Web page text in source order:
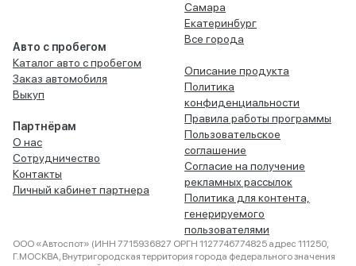
Авто с пробегом
Каталог авто с пробегом
Заказ автомобиля
Выкуп
Партнёрам
О нас
Сотрудничество
Контакты
Личный кабинет партнера
Самара
Екатеринбург
Все города
Описание продукта
Политика
конфиденциальности
Правила работы программы
Пользовательское
соглашение
Согласие на получение
рекламных рассылок
Политика для контента,
генерируемого
пользователями
ООО «Автоспот» (ИНН 7715936827 ОРГН 1127746774825 адрес 111250,
Г.МОСКВА, Внутригородская территория города федерального значения